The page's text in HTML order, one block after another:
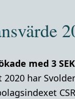
med 3
har